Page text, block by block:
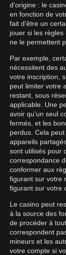
d'origine : le
en fonction de
fait d'être un
jouer si les
ne le permettent
Par exemple,
nécessitent des
votre inscription,
peut limiter votre
restant, sous
applicable. Une
avoir qu'un seul
fermés, et les
perdus. Cela
appareils
sont utilisés pour
correspondance
conformer aux
figurant sur votre
figurant sur votre
Le casino peut
à la source des
de procéder à
correspondent
mineurs et les
votre compte si